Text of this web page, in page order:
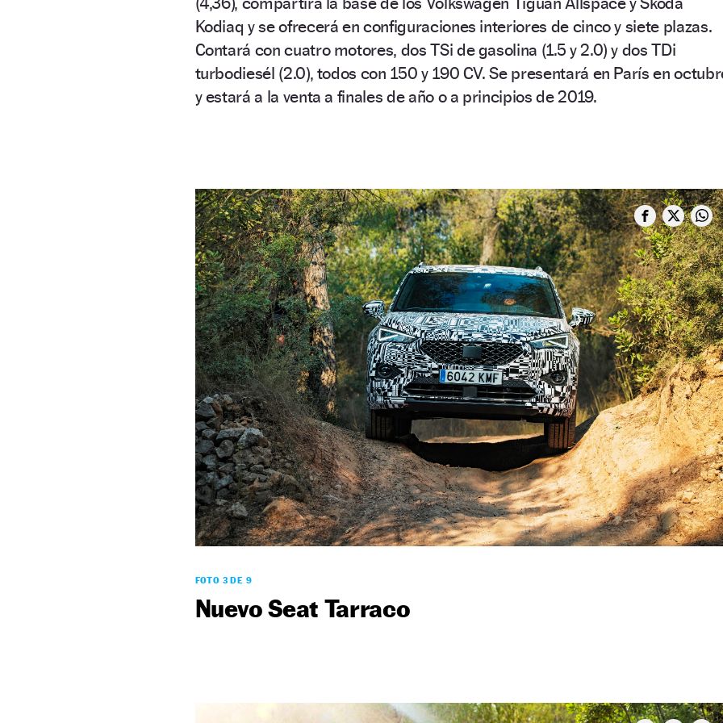
Kodiaq y se ofrecerá en configuraciones interiores de cinco y siete plazas.
Contará con cuatro motores, dos TSi de gasolina (1.5 y 2.0) y dos TDi
turbodiesél (2.0), todos con 150 y 190 CV. Se presentará en París en
y estará a la venta a finales de año o a principios de 2019.
FOTO 3 DE 9
Nuevo Seat Tarraco